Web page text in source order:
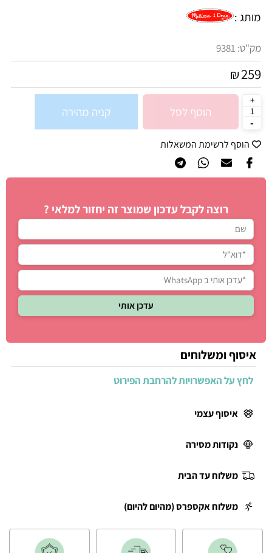
מותג :
מק"ט: 9381
₪259
הוסף לסל קניה מהירה
הוסף לרשימת המשאלות
רוצה לקבל עדכון שמוצר זה יחזור למלאי ?
איסוף ומשלוחים
לחץ על האפשרויות להרחבת הפירוט
איסוף עצמי
נקודות מסירה
משלוח עד הבית
משלוח אקספרס (מהיום להיום)